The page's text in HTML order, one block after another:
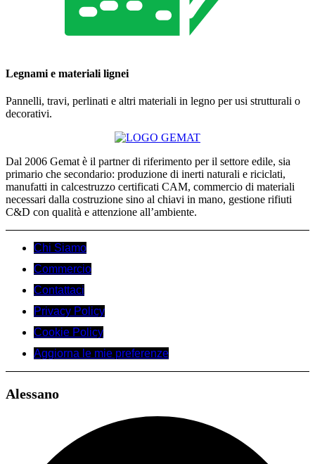
Legnami e materiali lignei
Pannelli, travi, perlinati e altri materiali in legno per usi strutturali o
decorativi.
Dal 2006 Gemat è il partner di riferimento per il settore edile, sia
primario che secondario: produzione di inerti naturali e riciclati,
manufatti in calcestruzzo certificati CAM, commercio di materiali
necessari dalla costruzione sino al chiavi in mano, gestione rifiuti
C&D con qualità e attenzione all’ambiente.
Chi Siamo
Commercio
Contattaci
Privacy Policy
Cookie Policy
Aggiorna le mie preferenze
Alessano